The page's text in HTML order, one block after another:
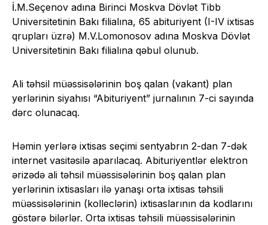
İ.M.Seçenov adına Birinci Moskva Dövlət Tibb
Universitetinin Bakı filialına, 65 abituriyent (I-IV ixtisas
qrupları üzrə) M.V.Lomonosov adına Moskva Dövlət
Universitetinin Bakı filialına qəbul olunub.
Ali təhsil müəssisələrinin boş qalan (vakant) plan
yerlərinin siyahısı “Abituriyent” jurnalının 7-ci sayında
dərc olunacaq.
Həmin yerlərə ixtisas seçimi sentyabrın 2-dan 7-dək
internet vasitəsilə aparılacaq. Abituriyentlər elektron
ərizədə ali təhsil müəssisələrinin boş qalan plan
yerlərinin ixtisasları ilə yanaşı orta ixtisas təhsili
müəssisələrinin (kolleclərin) ixtisaslarının da kodlarını
göstərə bilərlər. Orta ixtisas təhsili müəssisələrinin